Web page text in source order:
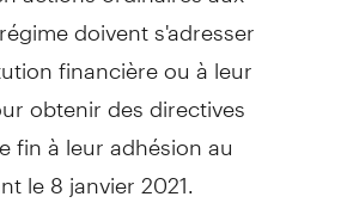
doivent s'adresser
financière ou à leur
obtenir des directives
fin à leur adhésion au
le 8 janvier 2021.